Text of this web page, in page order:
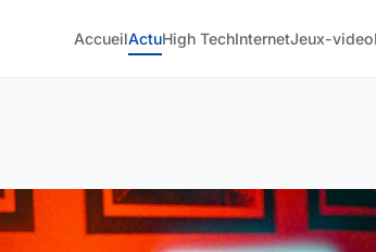
AccueilActuHigh TechInternetJeux-video